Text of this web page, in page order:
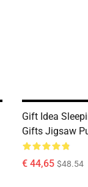
Gift Idea
Gifts Jigsaw
€ 44,65 $48.54